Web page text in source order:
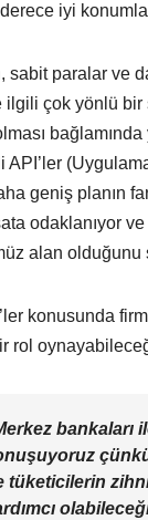
iyi
sabit paralar ve
ilgili çok yönlü bir
API’ler
geniş planın
odaklanıyor
alan olduğunu
konusunda
rol
bankaları
tüketicilerin